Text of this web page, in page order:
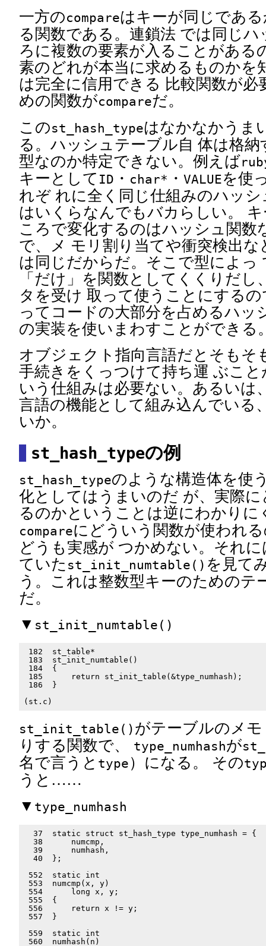
一方のcompareはキーが同じであ
る関数である。連鎖法 では同じ
ろに複数の要素が入ることがある
素のどれが本当に求めるものかを
は完全に信用できる 比較関数が必
めの関数がcompareだ。
このst_hash_typeはなかなかうま
る。ハッシュテーブル自 体は格
型なのか特定できない。例えば
キーとして ID ・ char* ・ VALUEを使
れぞ れに全く同じ仕組みのハッ
はいくらなんでもバカらしい。
ころで変化するのはハッシュ関数
で、メ モリ割り当てや衝突検出な
は同じだからだ。そこで型によっ
「だけ」を関数としてくくりだ
タを受け 取って使うことにする
ってコードの大部分を占めるハッ
の実装を使いまわすことができる
オブジェクト指向言語だとそもそ
手続きをくっつけて持ち運 ぶこ
いう仕組みは必要ない。あるいは
言語の機能として組み込んでいる
いか。
st_hash_typeの例
st_hash_typeのような構造体を使
化としてはうまいのだ が、実際
るのかということは逆にわかり
compareにどういう関数が使われ
どうも実感が つかめない。それ
ていた st_init_numtable() を見て
う。これは整数型キーのためのテ
だ。
▼ st_init_numtable()
182  st_table*
183  st_init_numtable()
184  {
185      return st_init_table(&type_numhash);
186  }
st_init_table() がテーブルのメ
りする関数で、
type_numhashが
名で言うと type ）になる。 その
うと……
▼ type_numhash
  37  static struct st_hash_type type_numhash = {
  38      numcmp,
  39      numhash,
  40  };
552  static int
553  numcmp(x, y)
554      long x, y;
555  {
556      return x != y;
557  }
559  static int
560  numhash(n)